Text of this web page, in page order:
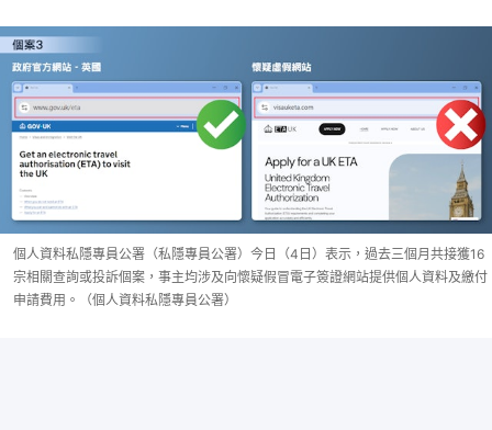
個人資料私隱專員公署（私隱專員公署）今日（4日）表示，過去三個月共接獲16
宗相關查詢或投訴個案，事主均涉及向懷疑假冒電子簽證網站提供個人資料及繳付
申請費用。（個人資料私隱專員公署）